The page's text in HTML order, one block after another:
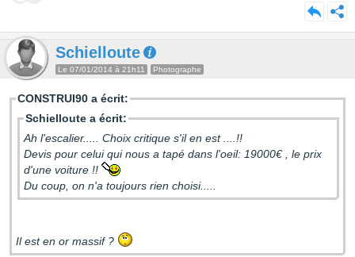
Schielloute
Le 07/01/2014 à 21h11 Photographe
CONSTRUI90 a écrit:
Schielloute a écrit:
Ah l'escalier..... Choix critique s'il en est ....!!
Devis pour celui qui nous a tapé dans l'oeil: 19000€ , le prix
d'une voiture !!
Du coup, on n'a toujours rien choisi.....
Il est en or massif ?